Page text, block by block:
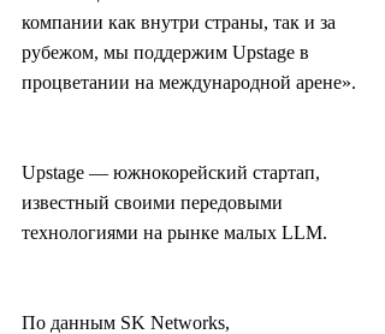
компании как внутри страны, так и за
рубежом, мы поддержим Upstage в
процветании на международной арене».
Upstage — южнокорейский стартап,
известный своими передовыми
технологиями на рынке малых LLM.
По данным SK Networks,